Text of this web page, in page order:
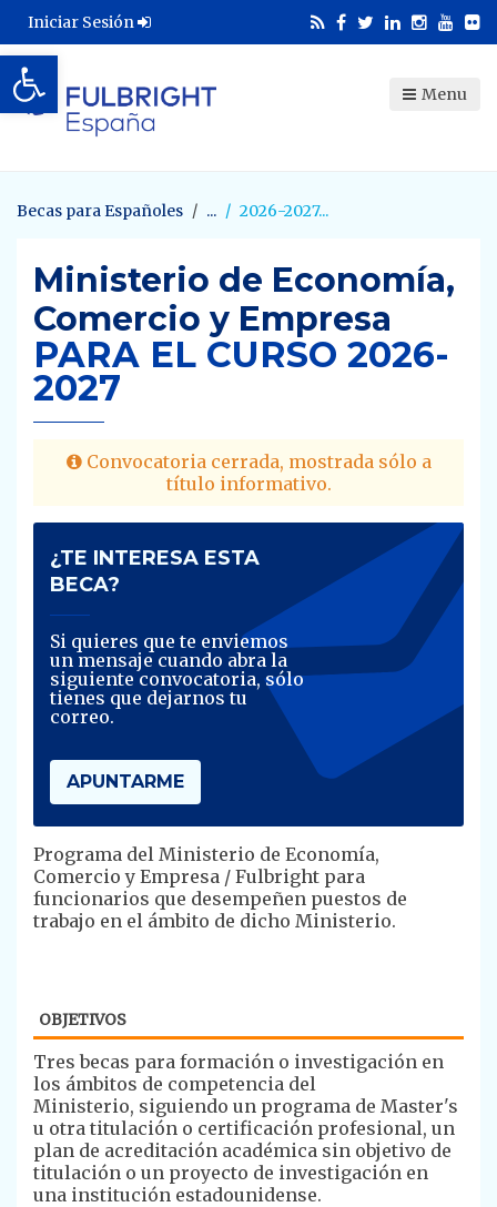
Abrir barra de herramientas
Iniciar Sesión
Menu
Becas para Españoles 2026-2027
Ministerio de Economía,
Comercio y Empresa
PARA EL CURSO 2026-
2027
Convocatoria cerrada, mostrada sólo a
título informativo.
¿TE INTERESA ESTA
BECA?
Si quieres que te enviemos
un mensaje cuando abra la
siguiente convocatoria, sólo
tienes que dejarnos tu
correo.
APUNTARME
​Programa del Ministerio de Economía,
Comercio y Empresa / Fulbright para
funcionarios que desempeñen puestos de
trabajo en el ámbito de dicho Ministerio.
OBJETIVOS
Tres becas para formación o investigación en
los ámbitos de competencia del
Ministerio, siguiendo un programa de Master's
u otra titulación o certificación profesional, un
plan de acreditación académica sin objetivo de
titulación o un proyecto de investigación en
una institución estadounidense.